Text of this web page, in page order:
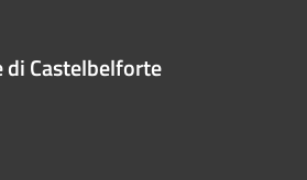
di Castelbelforte